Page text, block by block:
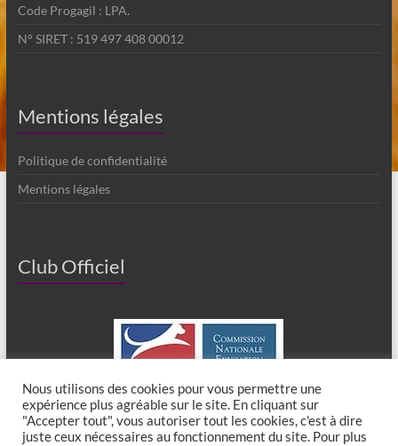
Code Progagil : LPA.
N° SIRET : 519 497 408 00012
Mentions légales
Politique de confidentialité
Mentions légales
Club Officiel
Nous utilisons des cookies pour vous permettre une
expérience plus agréable sur le site. En cliquant sur
"Accepter tout", vous autoriser tout les cookies, c'est à dire
juste ceux nécessaires au fonctionnement du site. Pour plus